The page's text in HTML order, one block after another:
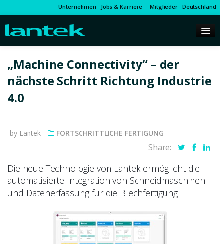
Unternehmen Jobs & Karriere Mitglieder Deutschland
„Machine Connectivity“ – der
nächste Schritt Richtung Industrie
4.0
by Lantek FORTSCHRITTLICHE FERTIGUNG
Share:
Die neue Technologie von Lantek ermöglicht die
automatisierte Integration von Schneidmaschinen
und Datenerfassung für die Blechfertigung